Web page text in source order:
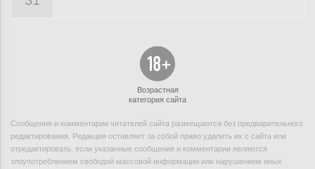
Возрастная
категория сайта
Сообщения и комментарии читателей сайта размещаются без предварительного
редактирования. Редакция оставляет за собой право удалить их с сайта или
отредактировать, если указанные сообщения и комментарии являются
злоупотреблением свободой массовой информации или нарушением иных